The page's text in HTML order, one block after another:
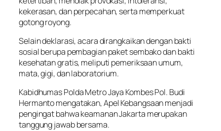
kekerasan, dan perpecahan, serta memperkuat
gotong royong.
Selain deklarasi, acara dirangkaikan dengan bakti
sosial berupa pembagian paket sembako dan bakti
kesehatan gratis, meliputi pemeriksaan umum,
mata, gigi, dan laboratorium.
Kabidhumas Polda Metro Jaya Kombes Pol. Budi
Hermanto mengatakan, Apel Kebangsaan menjadi
pengingat bahwa keamanan Jakarta merupakan
tanggung jawab bersama.